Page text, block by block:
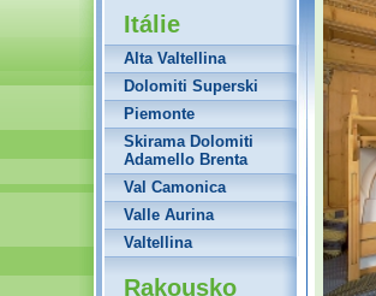
Itálie
Alta Valtellina
Dolomiti Superski
Piemonte
Skirama Dolomiti
Adamello Brenta
Val Camonica
Valle Aurina
Valtellina
Rakousko